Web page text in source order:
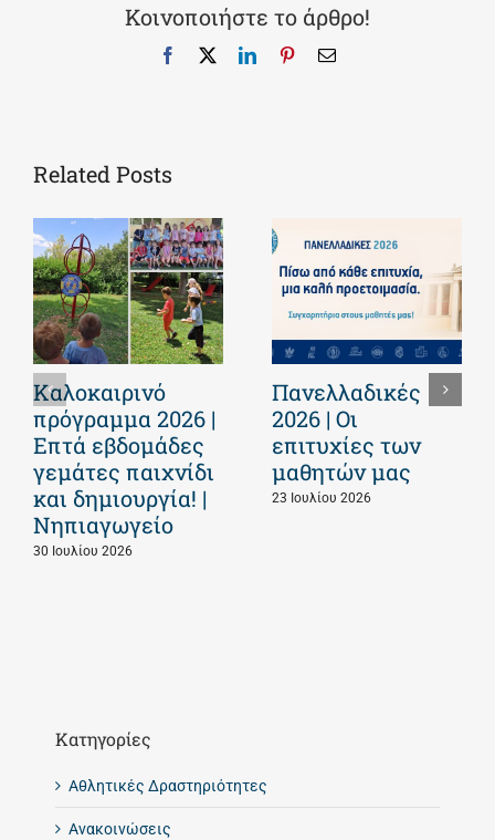
Κοινοποιήστε το άρθρο!
Facebook LinkedInPinterestEmail
Related Posts
Καλοκαιρινό
πρόγραμμα 2026 |
Επτά εβδομάδες
γεμάτες παιχνίδι
και δημιουργία! |
Νηπιαγωγείο
30 Ιουλίου 2026
Πανελλαδικές
2026 | Οι
επιτυχίες των
μαθητών μας
23 Ιουλίου 2026
Kατηγορίες
Αθλητικές Δραστηριότητες
Ανακοινώσεις